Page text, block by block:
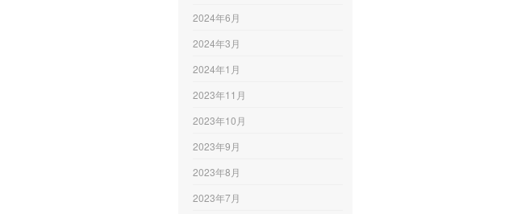
2024年6月
2024年3月
2024年1月
2023年11月
2023年10月
2023年9月
2023年8月
2023年7月